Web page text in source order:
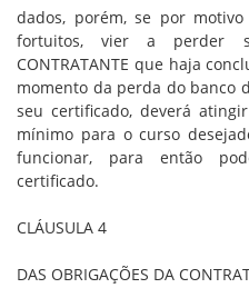
dados, porém, se por
fortuitos, vier a perder
CONTRATANTE que haja
momento da perda do banco
seu certificado, deverá
mínimo para o curso
funcionar, para então
certificado.
CLÁUSULA 4
DAS OBRIGAÇÕES DA